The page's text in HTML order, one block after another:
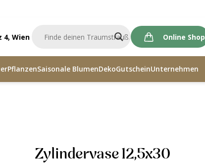
4, Wien Online Shop
PflanzenSaisonale BlumenDekoGutscheinUnternehmen
Zylindervase 12,5x30